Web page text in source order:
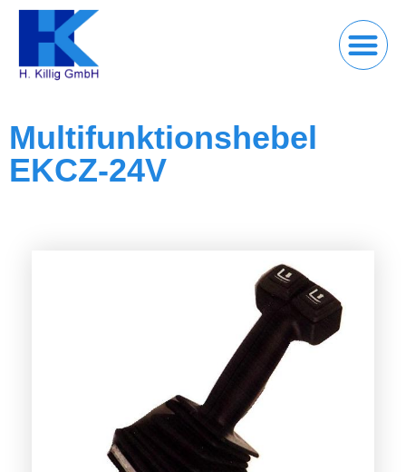
Multifunktionshebel
EKCZ-24V